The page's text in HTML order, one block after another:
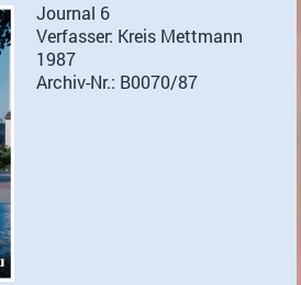
Journal 6
Verfasser: Kreis Mettmann
1987
Archiv-Nr.: B0070/87